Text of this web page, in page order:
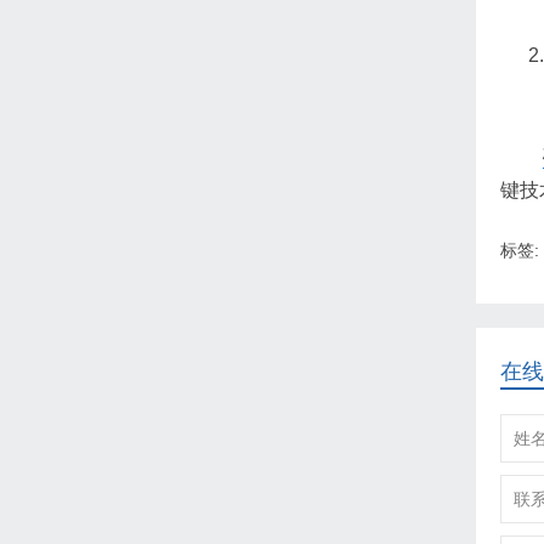
键技
标签:
在